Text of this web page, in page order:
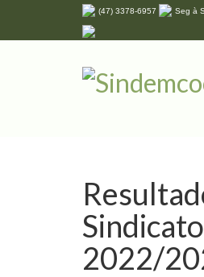
(47) 3378-6957 Seg à
2022/